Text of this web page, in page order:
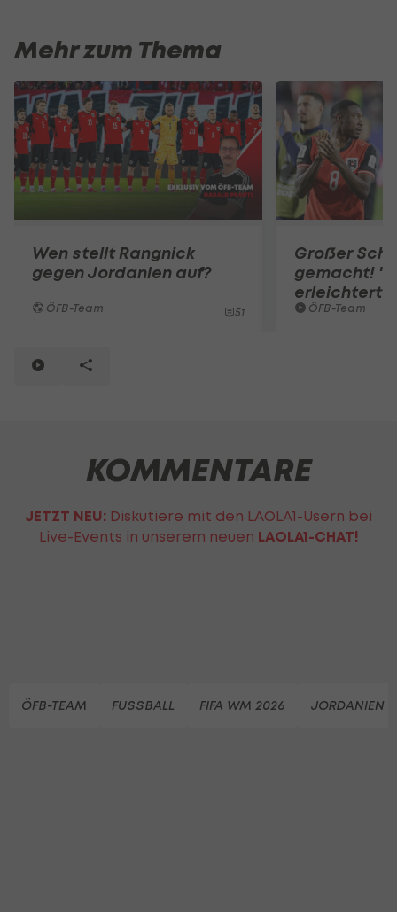
Mehr zum Thema
Wen stellt Rangnick
gegen Jordanien auf?
ÖFB-Team 51
Großer
gemacht!
erleichtert"
ÖFB-Team
KOMMENTARE
JETZT NEU: Diskutiere mit den LAOLA1-Usern bei
Live-Events in unserem neuen LAOLA1-CHAT!
ÖFB-TEAM FUSSBALL FIFA WM 2026 JORDANIEN